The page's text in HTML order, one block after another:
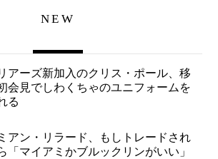
NEW
アーズ新加入のクリス・ポール、移
会見でしわくちゃのユニフォームを
る
アン・リラード、もしトレードされ
「マイアミかブルックリンがいい」